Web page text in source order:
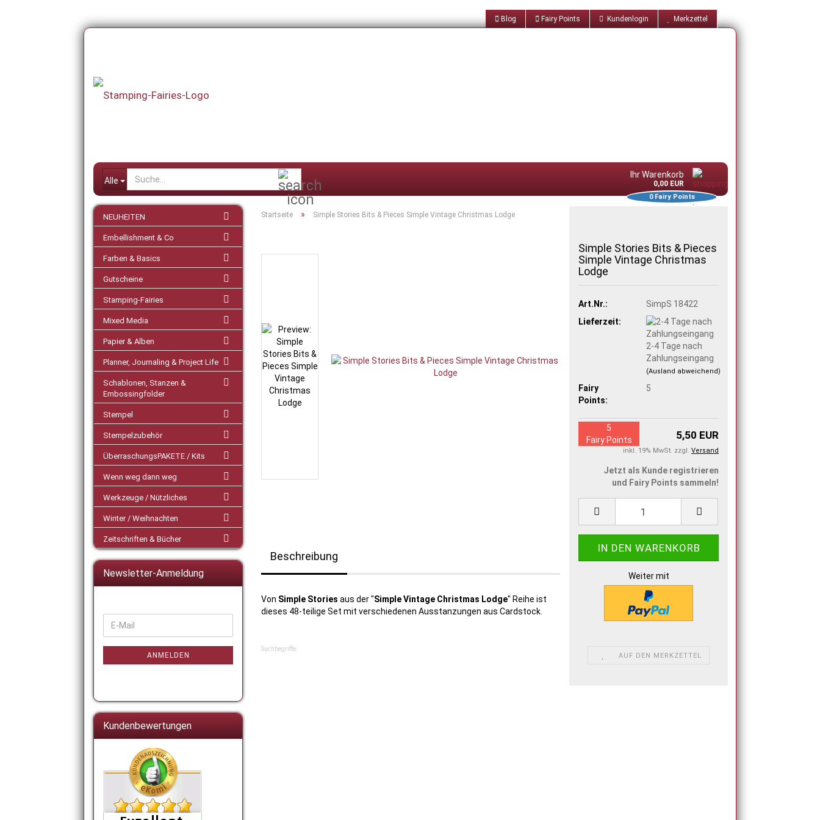
Blog Fairy Points Kundenlogin Merkzettel
Alle
Ihr Warenkorb
0,00 EUR
0Fairy Points
Startseite » Simple Stories Bits & Pieces Simple Vintage Christmas Lodge
Simple Stories Bits & Pieces
Simple Vintage Christmas
Lodge
Art.Nr.:
SimpS 18422
Lieferzeit:
2-4 Tage nach
Zahlungseingang
(Ausland abweichend)
Fairy
Points:
5
5,50 EUR
inkl. 19% MwSt. zzgl. Versand
5
Fairy Points
Jetzt als Kunde registrieren
und Fairy Points sammeln!
Weiter mit
AUF DEN MERKZETTEL
Beschreibung
Von Simple Stories aus der "Simple Vintage Christmas Lodge" Reihe ist
dieses 48-teilige Set mit verschiedenen Ausstanzungen aus Cardstock.
Suchbegriffe:
NEUHEITEN
Embellishment & Co
Farben & Basics
Gutscheine
Stamping-Fairies
Mixed Media
Papier & Alben
Planner, Journaling & Project Life
Schablonen, Stanzen &
Embossingfolder
Stempel
Stempelzubehör
ÜberraschungsPAKETE / Kits
Wenn weg dann weg
Werkzeuge / Nützliches
Winter / Weihnachten
Zeitschriften & Bücher
Newsletter-Anmeldung
ZUR
ANMELDUNG
E-
Mail
ANMELDEN
Kundenbewertungen